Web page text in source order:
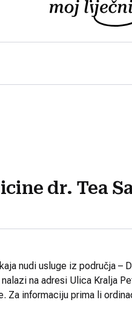
dr. Tea
nudi usluge iz područja –
na adresi Ulica Kralja
Za informaciju prima li